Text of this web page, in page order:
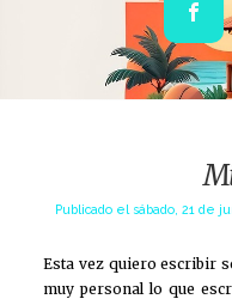
Publicado el sábado, 21 de
Esta vez quiero escribir
muy personal lo que